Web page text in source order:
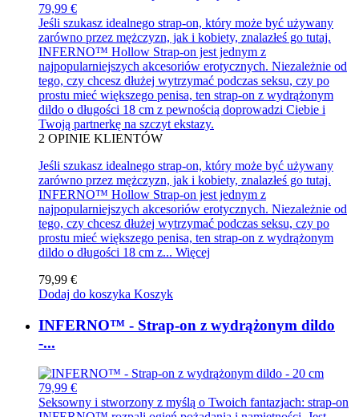
79,99 €
Jeśli szukasz idealnego strap-on, który może być używany
zarówno przez mężczyzn, jak i kobiety, znalazłeś go tutaj.
INFERNO™ Hollow Strap-on jest jednym z
najpopularniejszych akcesoriów erotycznych. Niezależnie od
tego, czy chcesz dłużej wytrzymać podczas seksu, czy po
prostu mieć większego penisa, ten strap-on z wydrążonym
dildo o długości 18 cm z pewnością doprowadzi Ciebie i
Twoją partnerkę na szczyt ekstazy.
2 OPINIE KLIENTÓW
Jeśli szukasz idealnego strap-on, który może być używany
zarówno przez mężczyzn, jak i kobiety, znalazłeś go tutaj.
INFERNO™ Hollow Strap-on jest jednym z
najpopularniejszych akcesoriów erotycznych. Niezależnie od
tego, czy chcesz dłużej wytrzymać podczas seksu, czy po
prostu mieć większego penisa, ten strap-on z wydrążonym
dildo o długości 18 cm z... Więcej
79,99 €
Dodaj do koszyka Koszyk
INFERNO™ - Strap-on z wydrążonym dildo
-...
79,99 €
Seksowny i stworzony z myślą o Twoich fantazjach: strap-on